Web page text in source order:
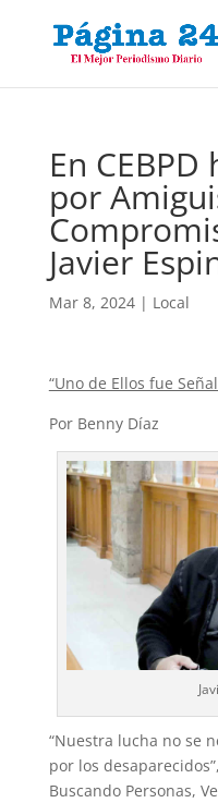
En
por
Javier
Mar 8, 2024| Local
“Uno de Ellos fue
Por Benny Díaz
“Nuestra lucha no se
por los
Buscando Personas,